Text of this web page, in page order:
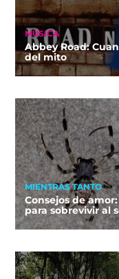
MÚSICA
Abbey Road:
del mito
MIENTRAS TANTO
Consejos de
para sobrevivir al